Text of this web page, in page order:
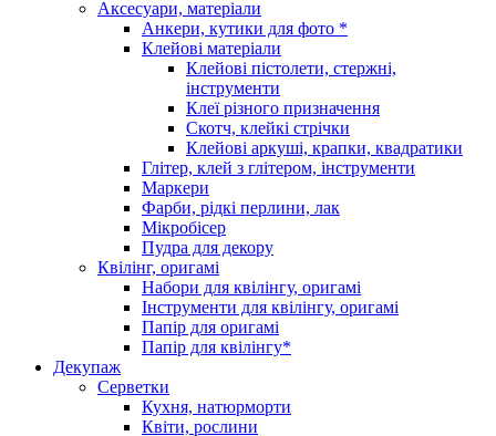
Аксесуари, матеріали
Анкери, кутики для фото *
Клейові матеріали
Клейові пістолети, стержні,
інструменти
Клеї різного призначення
Скотч, клейкі стрічки
Клейові аркуші, крапки, квадратики
Глітер, клей з глітером, інструменти
Маркери
Фарби, рідкі перлини, лак
Мікробісер
Пудра для декору
Квілінг, оригамі
Набори для квілінгу, оригамі
Інструменти для квілінгу, оригамі
Папір для оригамі
Папір для квілінгу*
Декупаж
Серветки
Кухня, натюрморти
Квіти, рослини